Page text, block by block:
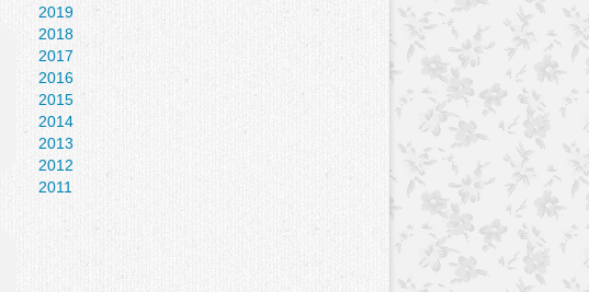
2019
2018
2017
2016
2015
2014
2013
2012
2011